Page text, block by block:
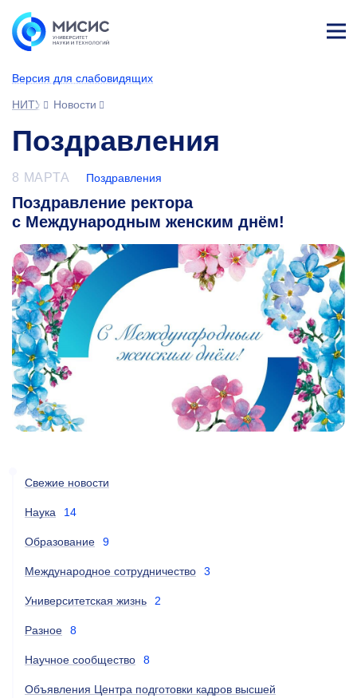
Версия для слабовидящих
НИТУ МИСИС
Новости
Поздравления
8 МАРТА Поздравления
Поздравление ректора
с Международным женским днём!
Свежие новости
Наука 14
Образование 9
Международное сотрудничество 3
Университетская жизнь 2
Разное 8
Научное сообщество 8
Объявления Центра подготовки кадров высшей